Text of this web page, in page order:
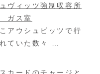
ヴィッツ強制収容所
ガス室
アウシュビッツで行
ていた数々 …